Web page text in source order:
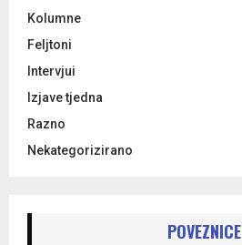
Kolumne
Feljtoni
Intervjui
Izjave tjedna
Razno
Nekategorizirano
POVEZNICE